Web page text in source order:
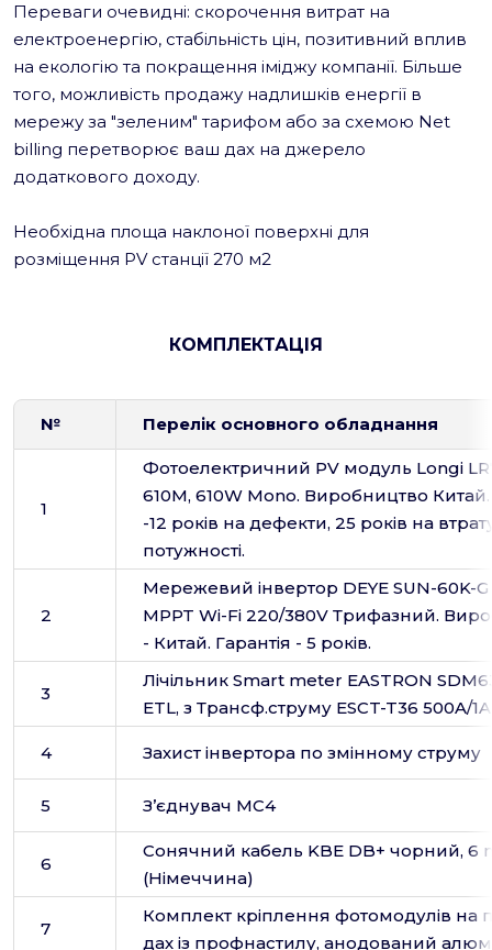
Переваги очевидні: скорочення витрат на
електроенергію, стабільність цін, позитивний вплив
на екологію та покращення іміджу компанії. Більше
того, можливість продажу надлишків енергії в
мережу за "зеленим" тарифом або за схемою Net
billing перетворює ваш дах на джерело
додаткового доходу.
Необхідна площа наклоної поверхні для
розміщення PV станції 270 м2
КОМПЛЕКТАЦІЯ
№ Перелік основного обладнання
1
Фотоелектричний PV модуль Longi
610M, 610W Mono. Виробництво Китай.
-12 років на дефекти, 25 років на
потужності.
2
Мережевий інвертор DEYE SUN-60K-
MPPT Wi-Fi 220/380V Трифазний.
- Китай. Гарантія - 5 років.
3
Лічільник Smart meter EASTRON
ETL, з Трансф.струму ESCT-T36 500A/1A
4 Захист інвертора по змінному струму
5 З’єднувач МС4
6
Сонячний кабель KBE DB+ чорний, 6
(Німеччина)
7
Комплект кріплення фотомодулів на
дах із профнастилу, анодований